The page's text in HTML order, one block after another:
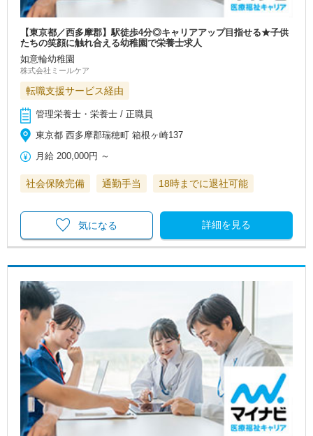
【東京都／西多摩郡】駅徒歩4分◎キャリアアップ目指せる★子供
たちの笑顔に触れ合える幼稚園で栄養士求人
如意輪幼稚園
株式会社ミールケア
転職支援サービス経由
管理栄養士・栄養士 / 正職員
東京都 西多摩郡瑞穂町 箱根ヶ崎137
月給 200,000円 ～
社会保険完備 通勤手当 18時までに退社可能
詳細を見る
気になる